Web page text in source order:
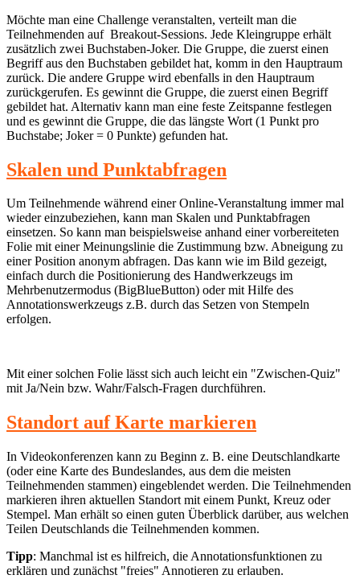
Möchte man eine Challenge veranstalten, verteilt man die
Teilnehmenden auf Breakout-Sessions. Jede Kleingruppe erhält
zusätzlich zwei Buchstaben-Joker. Die Gruppe, die zuerst einen
Begriff aus den Buchstaben gebildet hat, komm in den Hauptraum
zurück. Die andere Gruppe wird ebenfalls in den Hauptraum
zurückgerufen. Es gewinnt die Gruppe, die zuerst einen Begriff
gebildet hat. Alternativ kann man eine feste Zeitspanne festlegen
und es gewinnt die Gruppe, die das längste Wort (1 Punkt pro
Buchstabe; Joker = 0 Punkte) gefunden hat.
Skalen und Punktabfragen
Um Teilnehmende während einer Online-Veranstaltung immer mal
wieder einzubeziehen, kann man Skalen und Punktabfragen
einsetzen. So kann man beispielsweise anhand einer vorbereiteten
Folie mit einer Meinungslinie die Zustimmung bzw. Abneigung zu
einer Position anonym abfragen. Das kann wie im Bild gezeigt,
einfach durch die Positionierung des Handwerkzeugs im
Mehrbenutzermodus (BigBlueButton) oder mit Hilfe des
Annotationswerkzeugs z.B. durch das Setzen von Stempeln
erfolgen.
Mit einer solchen Folie lässt sich auch leicht ein "Zwischen-Quiz"
mit Ja/Nein bzw. Wahr/Falsch-Fragen durchführen.
Standort auf Karte markieren
In Videokonferenzen kann zu Beginn z. B. eine Deutschlandkarte
(oder eine Karte des Bundeslandes, aus dem die meisten
Teilnehmenden stammen) eingeblendet werden. Die Teilnehmenden
markieren ihren aktuellen Standort mit einem Punkt, Kreuz oder
Stempel. Man erhält so einen guten Überblick darüber, aus welchen
Teilen Deutschlands die Teilnehmenden kommen.
Tipp: Manchmal ist es hilfreich, die Annotationsfunktionen zu
erklären und zunächst "freies" Annotieren zu erlauben.